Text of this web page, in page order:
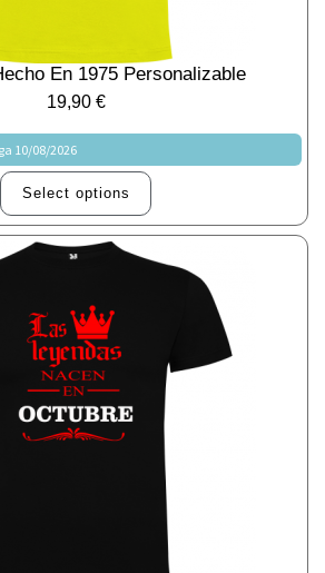
En 1975 Personalizable
19,90 €
10/08/2026
Select options